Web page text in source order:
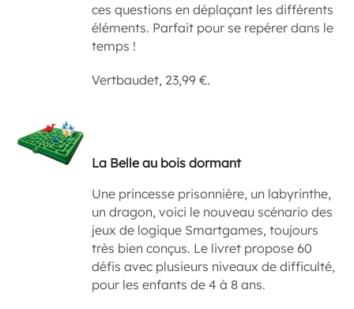
ces questions en déplaçant les différents
éléments. Parfait pour se repérer dans le
temps !
Vertbaudet, 23,99 €.
La Belle au bois dormant
Une princesse prisonnière, un labyrinthe,
un dragon, voici le nouveau scénario des
jeux de logique Smartgames, toujours
très bien conçus. Le livret propose 60
défis avec plusieurs niveaux de difficulté,
pour les enfants de 4 à 8 ans.